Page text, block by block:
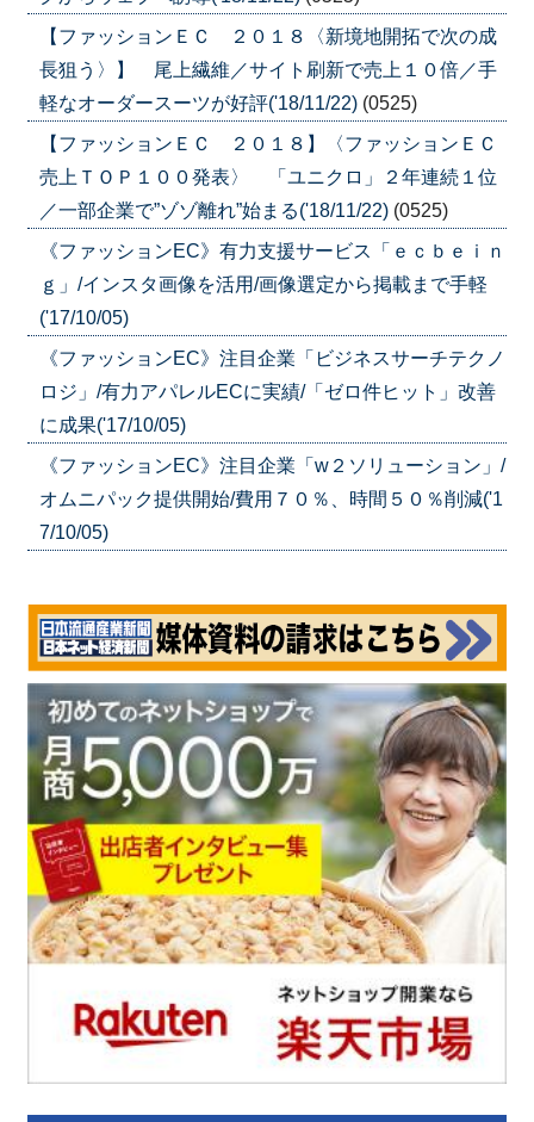
【ファッションＥＣ ２０１８〈新境地開拓で次の成
長狙う〉】 尾上繊維／サイト刷新で売上１０倍／手
軽なオーダースーツが好評('18/11/22) (0525)
【ファッションＥＣ ２０１８】〈ファッションＥＣ
売上ＴＯＰ１００発表〉 「ユニクロ」２年連続１位
／一部企業で”ゾゾ離れ”始まる('18/11/22) (0525)
《ファッションEC》有力支援サービス「ｅｃｂｅｉｎ
ｇ」/インスタ画像を活用/画像選定から掲載まで手軽
('17/10/05)
《ファッションEC》注目企業「ビジネスサーチテクノ
ロジ」/有力アパレルECに実績/「ゼロ件ヒット」改善
に成果('17/10/05)
《ファッションEC》注目企業「w２ソリューション」/
オムニパック提供開始/費用７０％、時間５０％削減('1
7/10/05)